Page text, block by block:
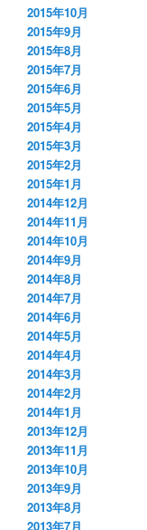
2015年10月
2015年9月
2015年8月
2015年7月
2015年6月
2015年5月
2015年4月
2015年3月
2015年2月
2015年1月
2014年12月
2014年11月
2014年10月
2014年9月
2014年8月
2014年7月
2014年6月
2014年5月
2014年4月
2014年3月
2014年2月
2014年1月
2013年12月
2013年11月
2013年10月
2013年9月
2013年8月
2013年7月